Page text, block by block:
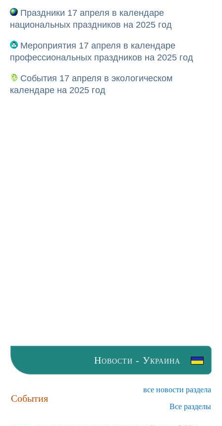
Праздники 17 апреля в календаре
национальных праздников на 2025 год
Мероприятия 17 апреля в календаре
профессиональных праздников на 2025 год
События 17 апреля в экологическом
календаре на 2025 год
Новости - Украина
События
все новости раздела
Все разделы